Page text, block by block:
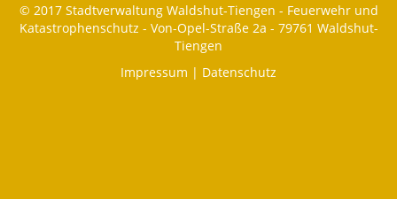
© 2017 Stadtverwaltung Waldshut-Tiengen - Feuerwehr und
Katastrophenschutz - Von-Opel-Straße 2a - 79761 Waldshut-
Tiengen
Impressum | Datenschutz